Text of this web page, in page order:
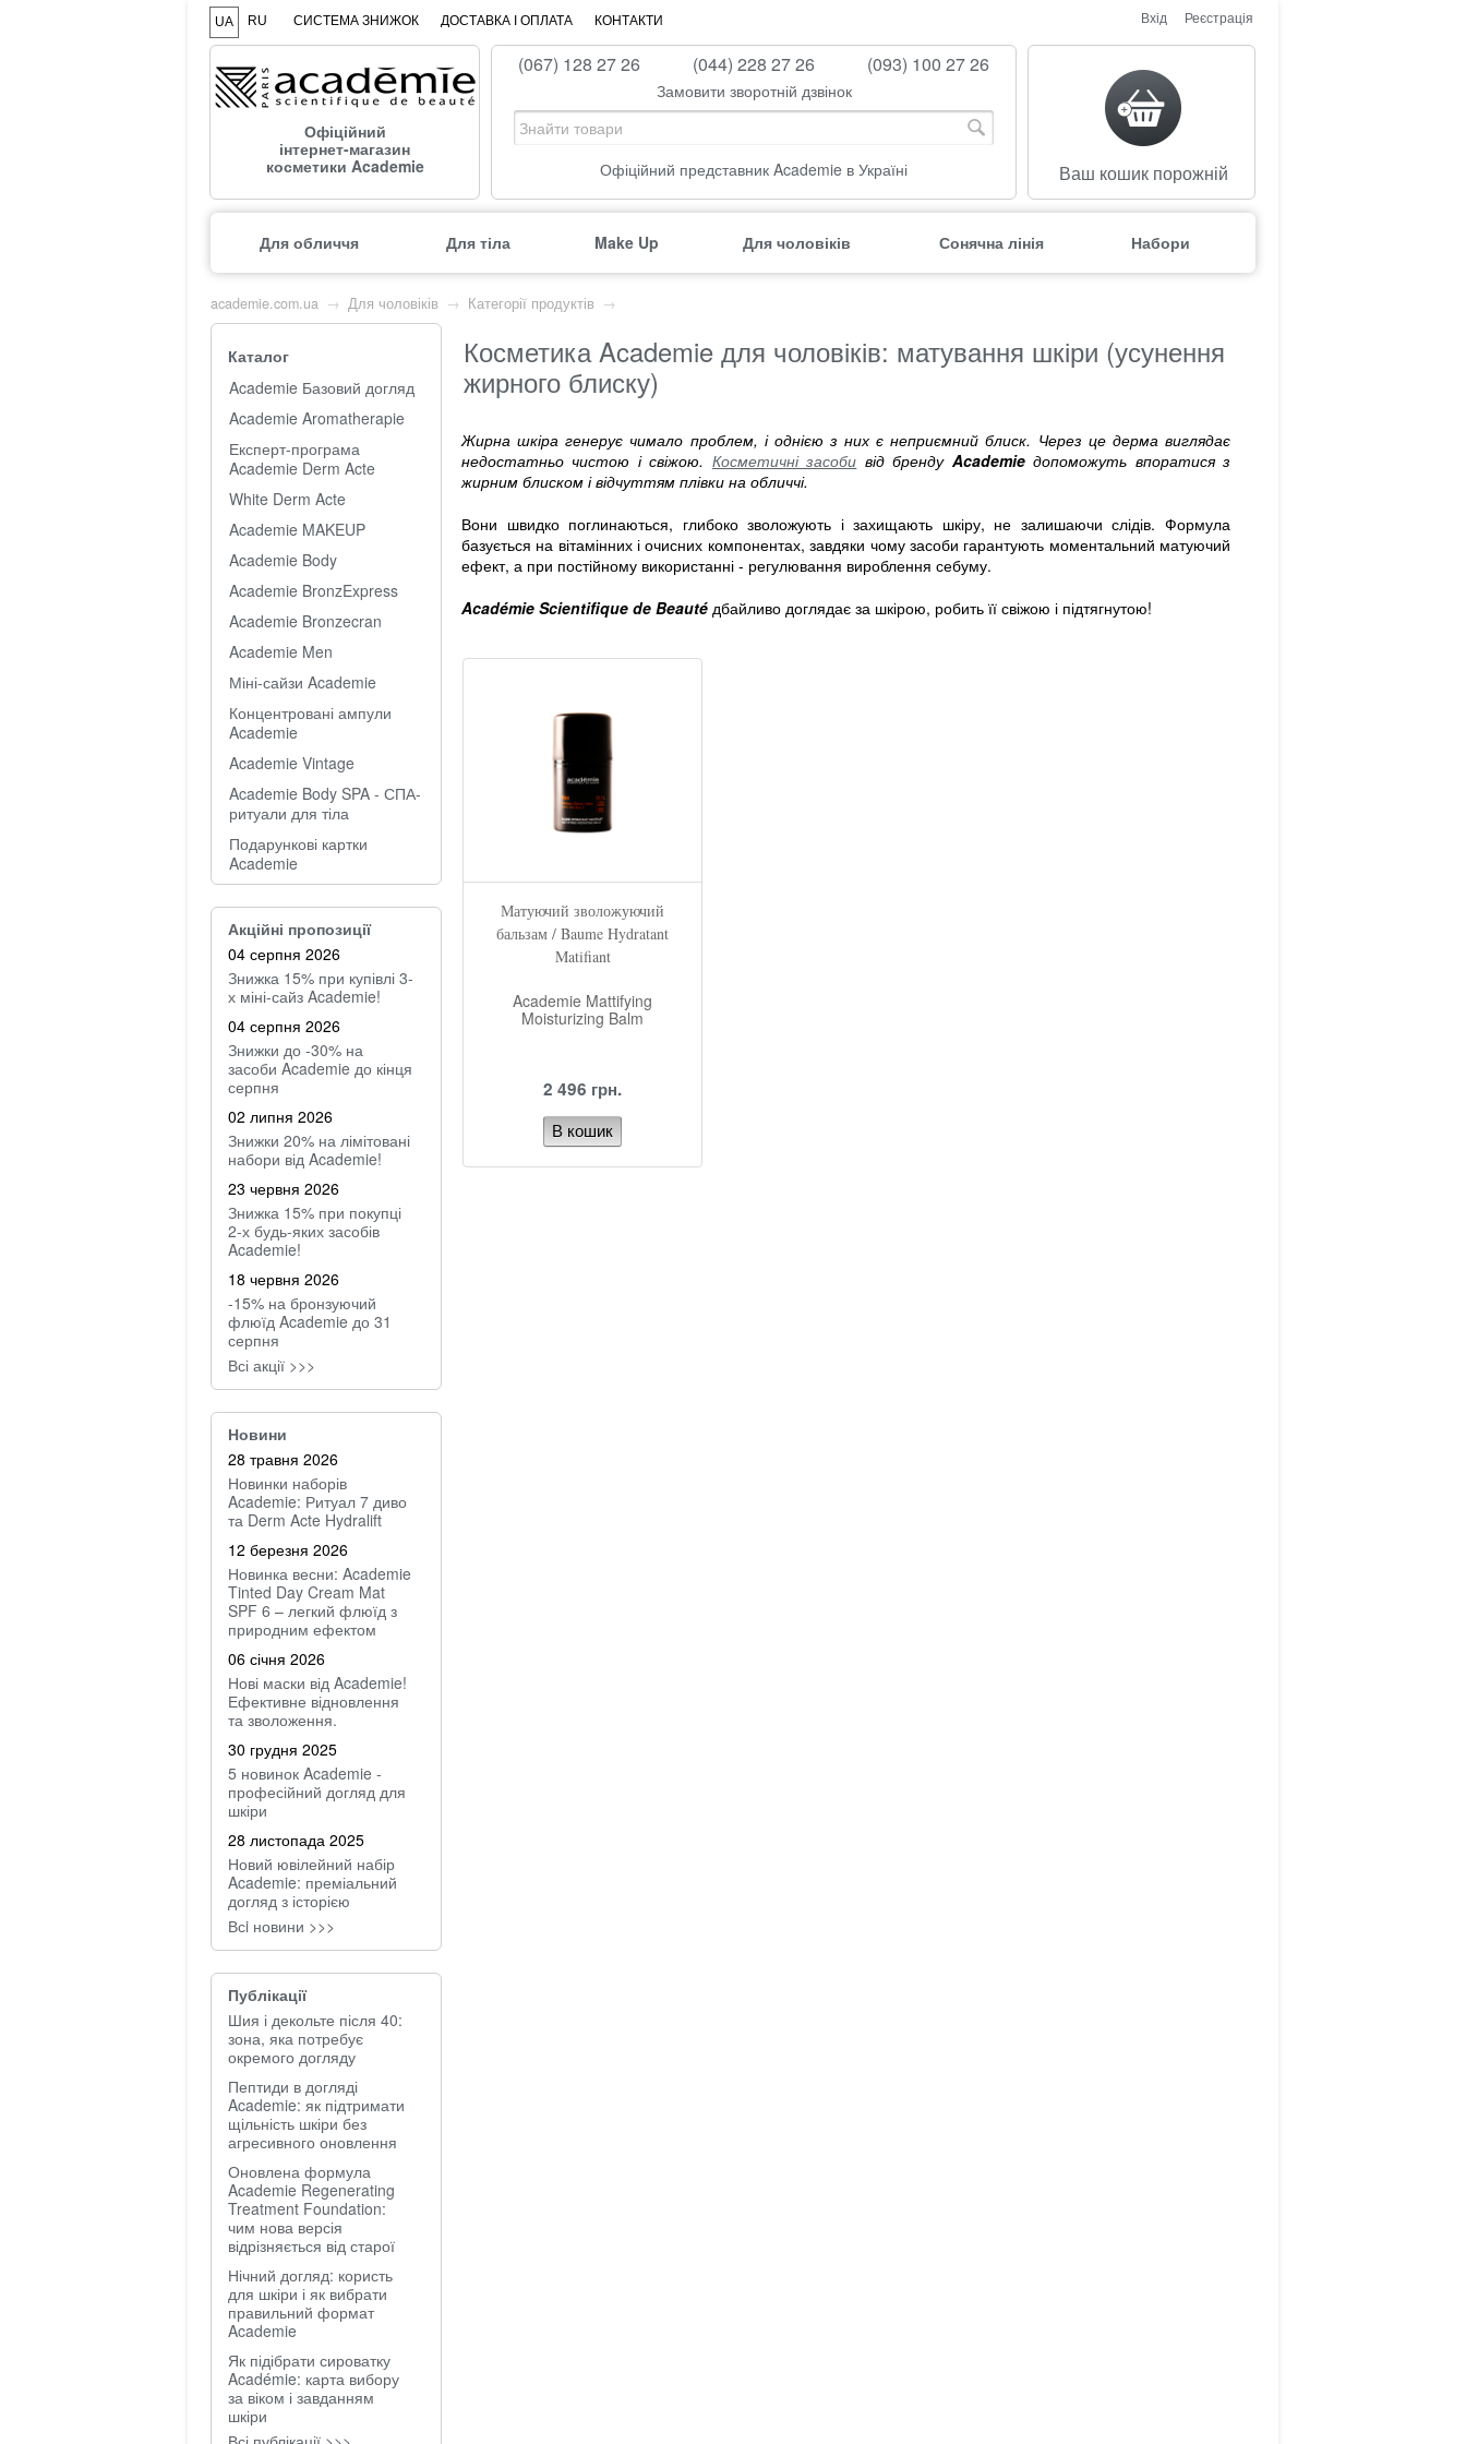
UA RU СИСТЕМА ЗНИЖОК ДОСТАВКА І ОПЛАТА КОНТАКТИ Вхід Реєстрація
Офіційний
інтернет-магазин
косметики Academie
(067) 128 27 26 (044) 228 27 26 (093) 100 27 26
Замовити зворотній дзвінок
Офіційний представник Academie в Україні Ваш кошик порожній
Для обличчя Для тіла Make Up Для чоловіків Сонячна лінія Набори
academie.com.ua → Для чоловіків → Категорії продуктів →
Каталог
Academie Базовий догляд
Academie Aromatherapie
Експерт-програма
Academie Derm Acte
White Derm Acte
Academie MAKEUP
Academie Body
Academie BronzExpress
Academie Bronzecran
Academie Men
Міні-сайзи Academie
Концентровані ампули
Academie
Academie Vintage
Academie Body SPA - СПА-
ритуали для тіла
Подарункові картки
Academie
Акційні пропозиції
04 серпня 2026
Знижка 15% при купівлі 3-
х міні-сайз Academie!
04 серпня 2026
Знижки до -30% на
засоби Academie до кінця
серпня
02 липня 2026
Знижки 20% на лімітовані
набори від Academie!
23 червня 2026
Знижка 15% при покупці
2-х будь-яких засобів
Academie!
18 червня 2026
-15% на бронзуючий
флюїд Academie до 31
серпня
Всі акції >>>
Новини
28 травня 2026
Новинки наборів
Academie: Ритуал 7 диво
та Derm Acte Hydralift
12 березня 2026
Новинка весни: Academie
Tinted Day Cream Mat
SPF 6 – легкий флюїд з
природним ефектом
06 січня 2026
Нові маски від Academie!
Ефективне відновлення
та зволоження.
30 грудня 2025
5 новинок Academie -
професійний догляд для
шкіри
28 листопада 2025
Новий ювілейний набір
Academie: преміальний
догляд з історією
Всi новини >>>
Публікації
Шия і декольте після 40:
зона, яка потребує
окремого догляду
Пептиди в догляді
Academie: як підтримати
щільність шкіри без
агресивного оновлення
Оновлена формула
Academie Regenerating
Treatment Foundation:
чим нова версія
відрізняється від старої
Нічний догляд: користь
для шкіри і як вибрати
правильний формат
Academie
Як підібрати сироватку
Académie: карта вибору
за віком і завданням
шкіри
Косметика Academie для чоловіків: матування шкіри (усунення
жирного блиску)
Жирна шкіра генерує чимало проблем, і однією з них є неприємний блиск. Через це дерма виглядає
недостатньо чистою і свіжою. Косметичні засоби від бренду Academieдопоможуть впоратися з
жирним блиском і відчуттям плівки на обличчі.
Вони швидко поглинаються, глибоко зволожують і захищають шкіру, не залишаючи слідів. Формула
базується на вітамінних і очисних компонентах, завдяки чому засоби гарантують моментальний матуючий
ефект, а при постійному використанні - регулювання вироблення себуму.
Académie Scientifique de Beauté дбайливо доглядає за шкірою, робить її свіжою і підтягнутою!
Матуючий зволожуючий
бальзам / Baume Hydratant
Matifiant
Academie Mattifying
Moisturizing Balm
2 496 грн.